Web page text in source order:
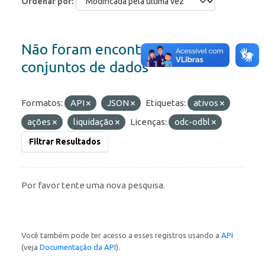
Não foram encontrados
conjuntos de dados
Formatos: API JSON Etiquetas:
ativos
ações
liquidação Licenças: odc-odbl
Filtrar Resultados
Por favor tente uma nova pesquisa.
Você também pode ter acesso a esses registros usando a API
(veja Documentação da API).